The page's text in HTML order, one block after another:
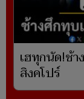
เฮทุกนัด!ช้
สิงคโปร์